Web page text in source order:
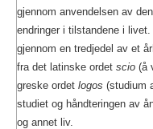
gjennom anvendelsen av
endringer i tilstandene i
gjennom en tredjedel av et
fra det latinske ordet scio (å
greske ordet logos (studium
studiet og håndteringen av
og annet liv.